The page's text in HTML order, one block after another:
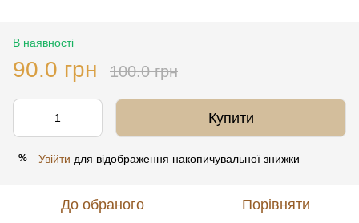
В наявності
90.0 грн 100.0 грн
Купити
% Увійти для відображення накопичувальної знижки
До обраного Порівняти